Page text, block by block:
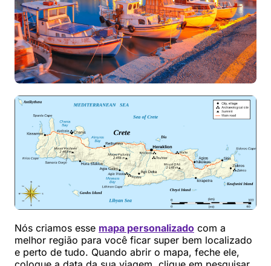
Nós criamos esse mapa personalizado com a
melhor região para você ficar super bem localizado
e perto de tudo. Quando abrir o mapa, feche ele,